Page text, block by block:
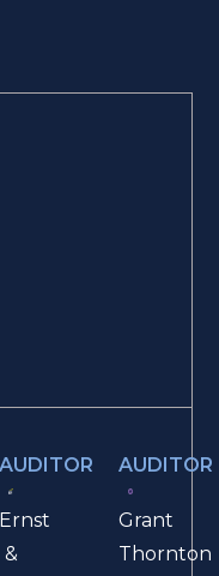
AUDITOR
Ernst
&
AUDITOR
Grant
Thornton